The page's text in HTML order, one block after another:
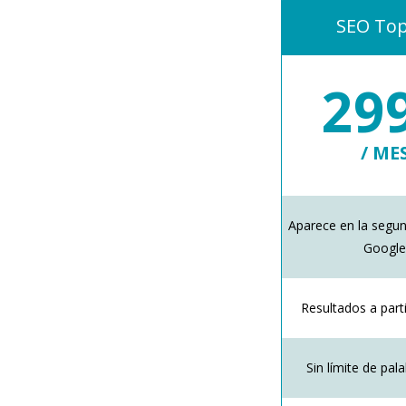
SEO
/
Aparece en la
Google
Resultados a
Sin límite de